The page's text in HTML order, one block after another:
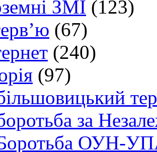
ЗМІ (123)
(67)
(240)
(97)
за
ОУН-УПА